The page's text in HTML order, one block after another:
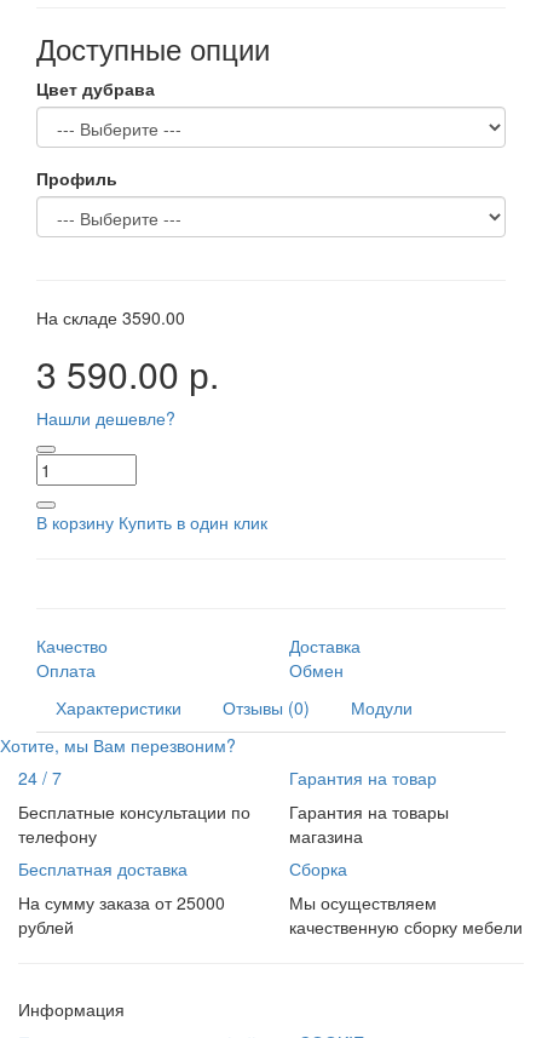
Доступные опции
Цвет дубрава
Профиль
На складе 3590.00
3 590.00 р.
Нашли дешевле?
В корзину Купить в один клик
Качество
Доставка
Оплата
Обмен
Характеристики
Отзывы (0)
Модули
Хотите, мы Вам перезвоним?
24 / 7
Бесплатные консультации по
телефону
Гарантия на товар
Гарантия на товары
магазина
Бесплатная доставка
На сумму заказа от 25000
рублей
Сборка
Мы осуществляем
качественную сборку мебели
Информация